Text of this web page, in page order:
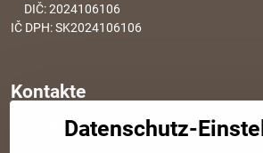
DIČ: 2024106106
IČ DPH: SK2024106106
Kontakte
info​@modischesachen​.de
Datenschutz-